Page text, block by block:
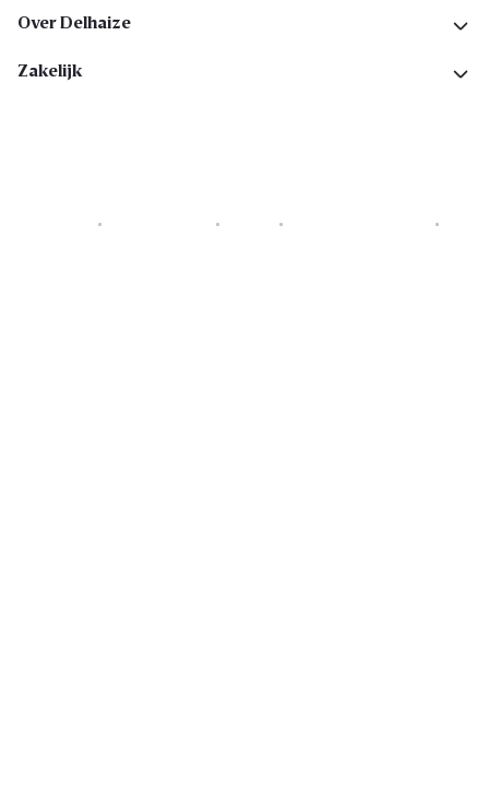
Over Delhaize
Zakelijk